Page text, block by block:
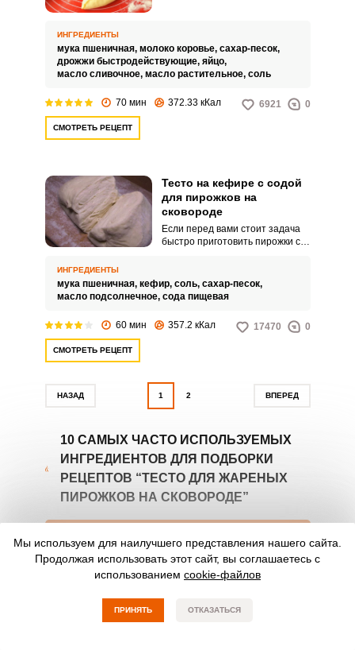
соленой.
ИНГРЕДИЕНТЫ
мука пшеничная, молоко коровье, сахар-песок,
дрожжи быстродействующие, яйцо,
масло сливочное, масло растительное, соль
70 мин 372.33 кКал 6921 0
СМОТРЕТЬ РЕЦЕПТ
Тесто на кефире с содой
для пирожков на
сковороде
Если перед вами стоит задача
быстро приготовить пирожки с
получается почти таким же
воздушным и пористым, как
для жарки пирожков.
ИНГРЕДИЕНТЫ
мука пшеничная, кефир, соль, сахар-песок,
масло подсолнечное, сода пищевая
60 мин 357.2 кКал 17470 0
СМОТРЕТЬ РЕЦЕПТ
НАЗАД 1 2 ВПЕРЕД
10 САМЫХ ЧАСТО ИСПОЛЬЗУЕМЫХ
ИНГРЕДИЕНТОВ ДЛЯ ПОДБОРКИ
РЕЦЕПТОВ “ТЕСТО ДЛЯ ЖАРЕНЫХ
ПИРОЖКОВ НА СКОВОРОДЕ”
Мука пшеничная 10.3 1.1 68.9
Сахар-песок
Мы используем для наилучшего представления нашего сайта.
Продолжая использовать этот сайт, вы соглашаетесь с
использованием cookie-файлов
ПРИНЯТЬ ОТКАЗАТЬСЯ